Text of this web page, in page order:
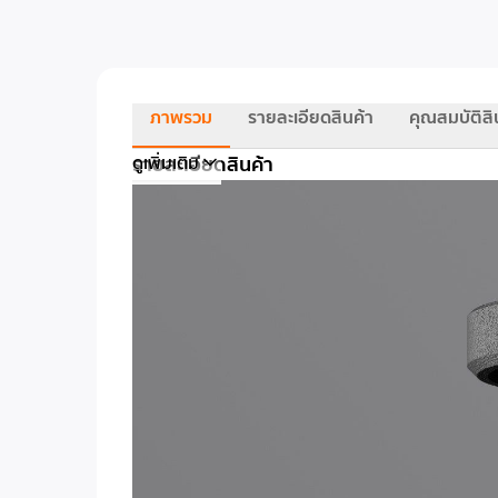
ภาพรวม รายละเอียดสินค้า คุณสมบัติสิ
รายละเอียดสินค้า
ดูเพิ่มเติม